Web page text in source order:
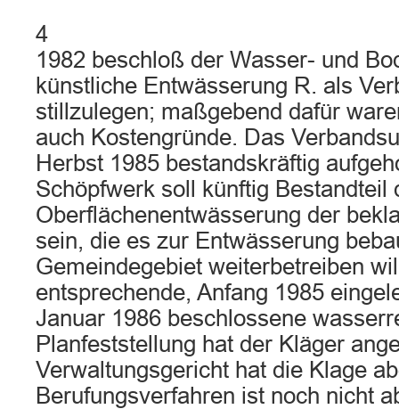
4
1982 beschloß der Wasser- und
künstliche Entwässerung R. als
stillzulegen; maßgebend dafür
auch Kostengründe. Das
Herbst 1985 bestandskräftig
Schöpfwerk soll künftig Bestandteil
Oberflächenentwässerung der
sein, die es zur Entwässerung
Gemeindegebiet weiterbetreiben
entsprechende, Anfang 1985
Januar 1986 beschlossene
Planfeststellung hat der Kläger
Verwaltungsgericht hat die Klage
Berufungsverfahren ist noch nicht